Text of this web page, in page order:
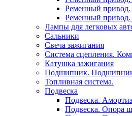
Ременный
Ременный привод.
Лампы для легковых
Сальники
Свеча зажигания
Система сцепления.
Катушка зажигания
Подшипник.
Топливная система.
Подвеска
Подвеска.
Подвеска. Опора